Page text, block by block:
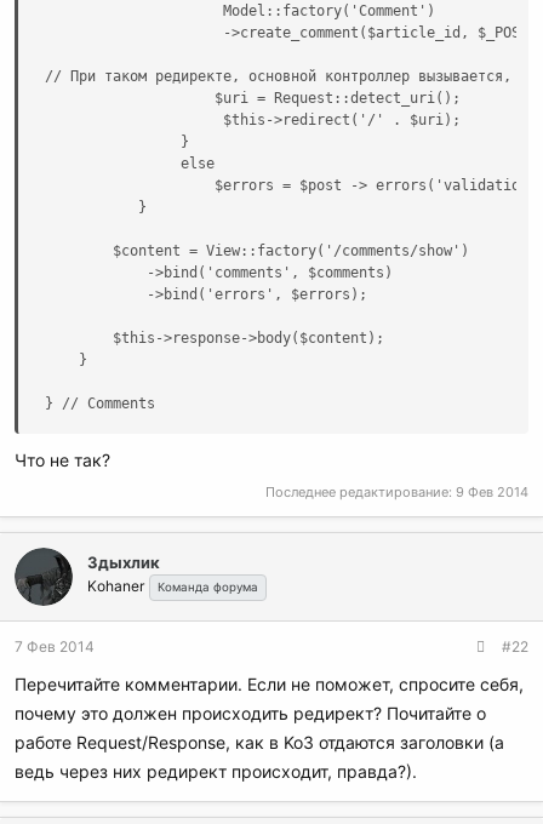
                     Model::factory('Comment')
->create_comment($article_id,
// При таком редиректе, основной контроллер вызывается, а
                    $uri = Request::detect_uri();
                     $this->redirect('/' . $uri);
                }
                else
$errors = $post ->
           }
        $content = View::factory('/comments/show')
            ->bind('comments', $comments)
            ->bind('errors', $errors);
        $this->response->body($content);
    }
} // Comments
Что не так?
Последнее редактирование: 9 Фев 2014
Здыхлик
Kohaner Команда форума
7 Фев 2014 #22
Перечитайте комментарии. Если не поможет, спросите себя,
почему это должен происходить редирект? Почитайте о
работе Request/Response, как в Ko3 отдаются заголовки (а
ведь через них редирект происходит, правда?).